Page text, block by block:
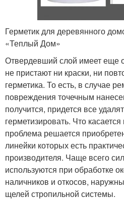
Герметик для деревянного
«Теплый Дом»
Отвердевший слой имеет еще
не пристают ни краски, ни
герметика. То есть, в случае
повреждения точечным
получится, придется все
герметизировать. Что касается
проблема решается
линейки которых есть
производителя. Чаще всего
используются при обработке
наличников и откосов,
щелей стропильной системы.